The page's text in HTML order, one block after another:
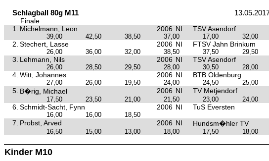
Schlagball 80g M11
Finale
1.
Michelmann, Leon 2006 NI TSV Asendorf
39,00
42,50 38,50 37,00 17,00 32,00
2. Stechert, Lasse 2006 NI FTSV Jahn Brinkum
26,00
36,00 32,00 38,50 37,50 29,50
3. Lehmann, Nils 2006 NI TSV Asendorf
26,00
28,50 29,50 28,00 30,50 28,00
4. Witt, Johannes 2006 NI BTB Oldenburg
27,00
26,00 19,50 24,00 24,50 25,00
5. B�rig, Michael 2006 NI TV Metjendorf
17,50
23,50 21,00 21,50 23,00 24,00
6. Schmidt-Sacht, Fynn 2006 NI TuS Eversten
16,00
16,00 18,50
7. Probst, Arved 2006 NI Hundsm�hler TV
16,50
15,00 13,00 18,00 17,50 18,00
Kinder M10